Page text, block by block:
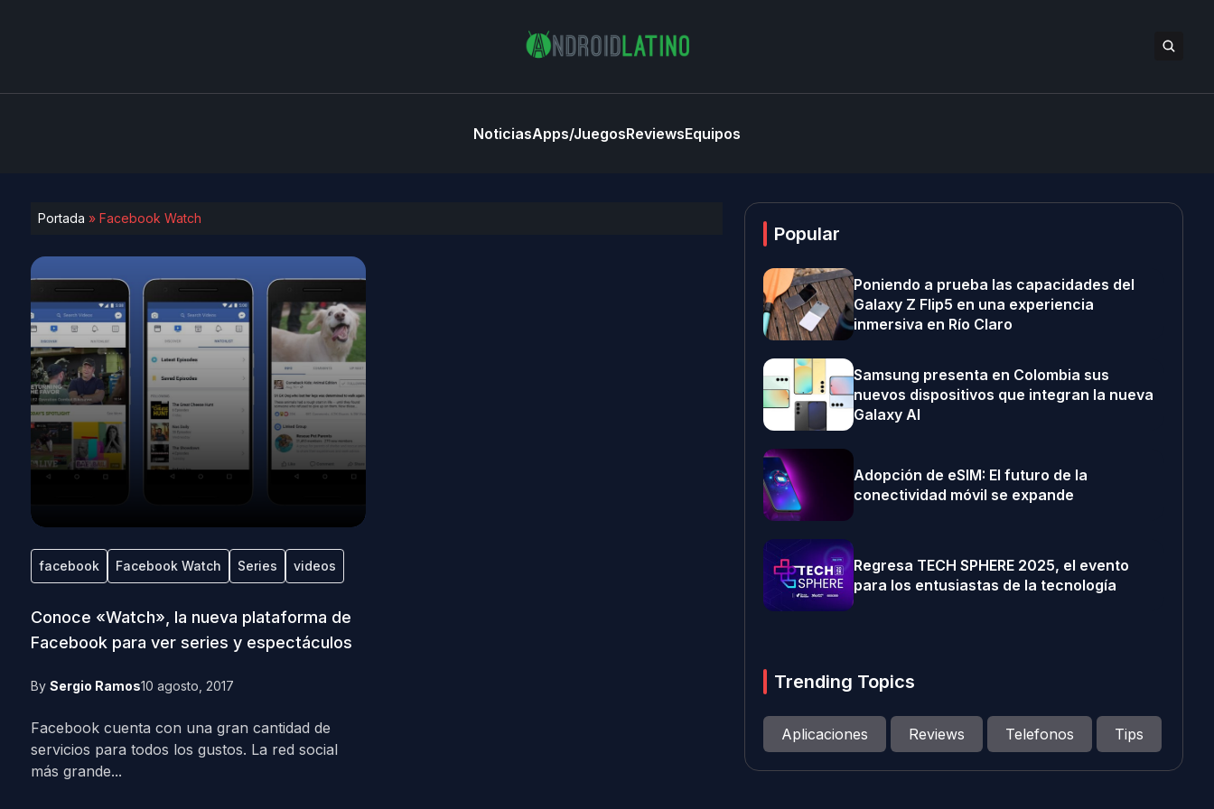
NoticiasApps/JuegosReviewsEquipos
Portada » Facebook Watch
facebook Facebook Watch Series videos
Conoce «Watch», la nueva plataforma de
Facebook para ver series y espectáculos
By Sergio Ramos10 agosto, 2017
Facebook cuenta con una gran cantidad de
servicios para todos los gustos. La red social
más grande...
Popular
Poniendo a prueba las capacidades del
Galaxy Z Flip5 en una experiencia
inmersiva en Río Claro
Samsung presenta en Colombia sus
nuevos dispositivos que integran la nueva
Galaxy AI
Adopción de eSIM: El futuro de la
conectividad móvil se expande
Regresa TECH SPHERE 2025, el evento
para los entusiastas de la tecnología
Trending Topics
Aplicaciones Reviews Telefonos Tips